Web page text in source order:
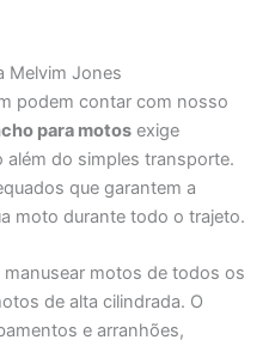
Melvim Jones
podem contar com nosso
para motos exige
do simples transporte.
que garantem a
moto durante todo o trajeto.
motos de todos os
de alta cilindrada. O
e arranhões,